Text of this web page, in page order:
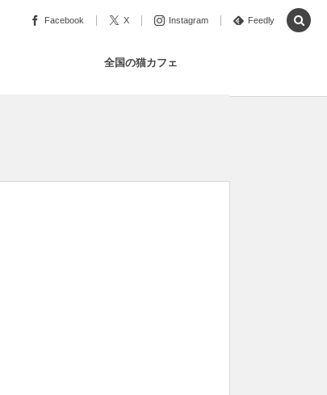
Facebook X Instagram Feedly
全国の猫カフェ